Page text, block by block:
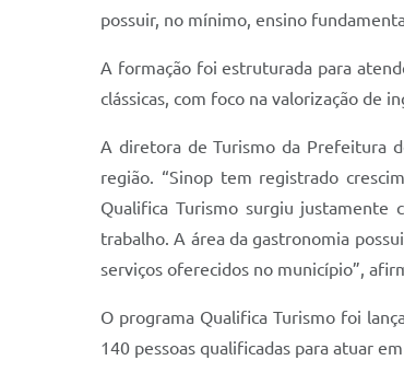
possuir, no mínimo, ensino
A formação foi estruturada para
clássicas, com foco na valorização de
A diretora de Turismo da Prefeitura
região. “Sinop tem registrado
Qualifica Turismo surgiu
trabalho. A área da gastronomia
serviços oferecidos no município”,
O programa Qualifica Turismo foi
140 pessoas qualificadas para atuar